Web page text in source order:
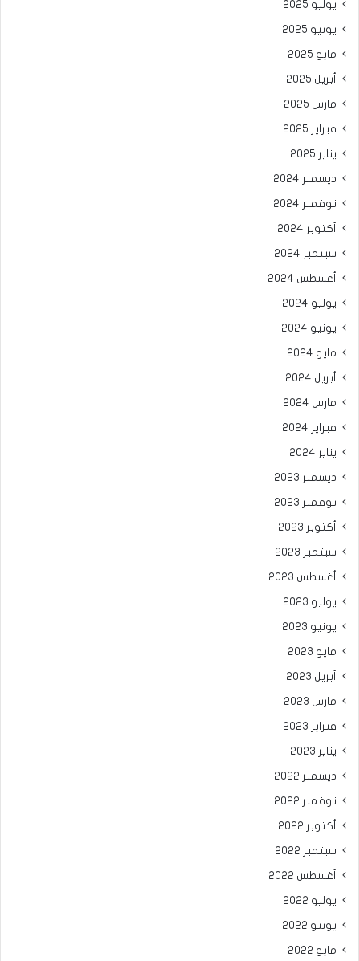
يوليو 2025
يونيو 2025
مايو 2025
أبريل 2025
مارس 2025
فبراير 2025
يناير 2025
ديسمبر 2024
نوفمبر 2024
أكتوبر 2024
سبتمبر 2024
أغسطس 2024
يوليو 2024
يونيو 2024
مايو 2024
أبريل 2024
مارس 2024
فبراير 2024
يناير 2024
ديسمبر 2023
نوفمبر 2023
أكتوبر 2023
سبتمبر 2023
أغسطس 2023
يوليو 2023
يونيو 2023
مايو 2023
أبريل 2023
مارس 2023
فبراير 2023
يناير 2023
ديسمبر 2022
نوفمبر 2022
أكتوبر 2022
سبتمبر 2022
أغسطس 2022
يوليو 2022
يونيو 2022
مايو 2022